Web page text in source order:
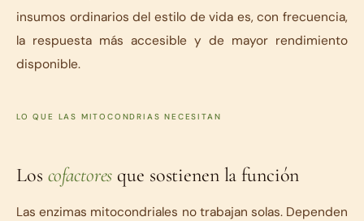
insumos ordinarios del estilo de vida es, con frecuencia,
la respuesta más accesible y de mayor rendimiento
disponible.
LO QUE LAS MITOCONDRIAS NECESITAN
Los cofactores que sostienen la función
Las enzimas mitocondriales no trabajan solas. Dependen